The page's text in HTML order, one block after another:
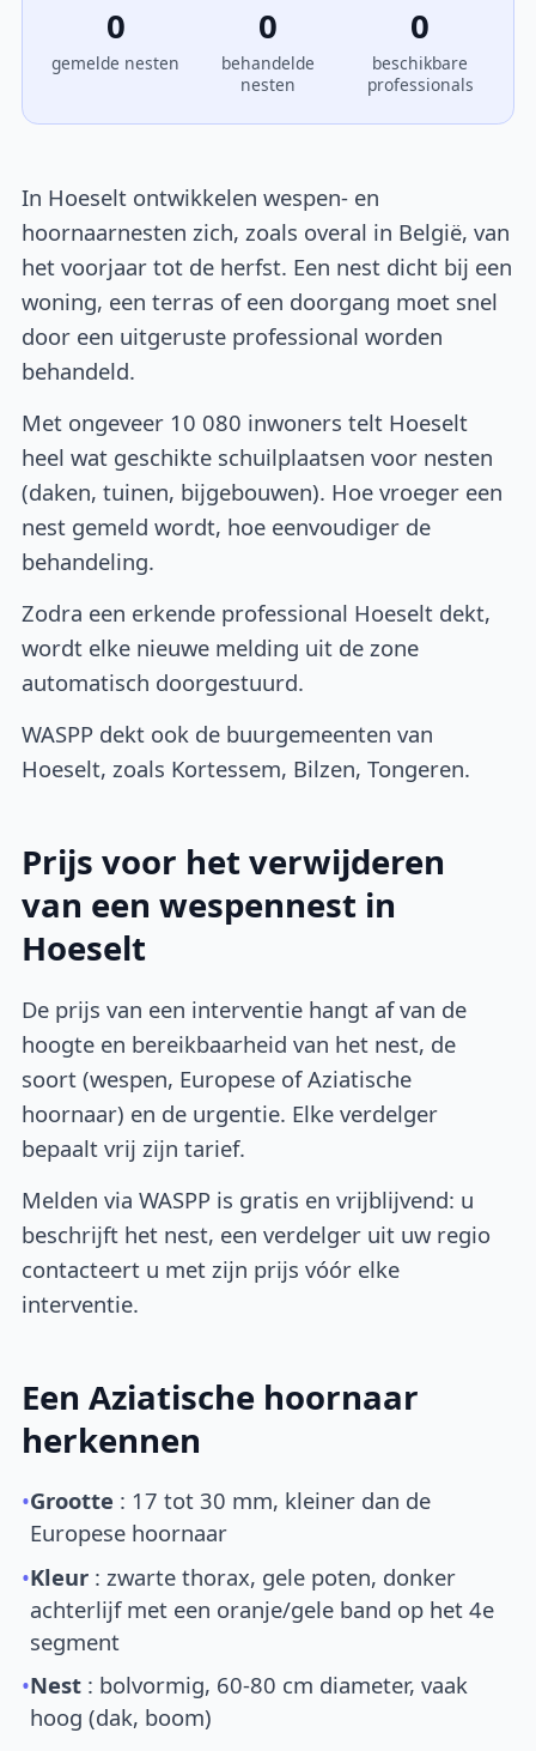
0
gemelde nesten
0
behandelde
nesten
0
beschikbare
professionals
In Hoeselt ontwikkelen wespen- en
hoornaarnesten zich, zoals overal in België, van
het voorjaar tot de herfst. Een nest dicht bij een
woning, een terras of een doorgang moet snel
door een uitgeruste professional worden
behandeld.
Met ongeveer 10 080 inwoners telt Hoeselt
heel wat geschikte schuilplaatsen voor nesten
(daken, tuinen, bijgebouwen). Hoe vroeger een
nest gemeld wordt, hoe eenvoudiger de
behandeling.
Zodra een erkende professional Hoeselt dekt,
wordt elke nieuwe melding uit de zone
automatisch doorgestuurd.
WASPP dekt ook de buurgemeenten van
Hoeselt, zoals Kortessem, Bilzen, Tongeren.
Prijs voor het verwijderen
van een wespennest in
Hoeselt
De prijs van een interventie hangt af van de
hoogte en bereikbaarheid van het nest, de
soort (wespen, Europese of Aziatische
hoornaar) en de urgentie. Elke verdelger
bepaalt vrij zijn tarief.
Melden via WASPP is gratis en vrijblijvend: u
beschrijft het nest, een verdelger uit uw regio
contacteert u met zijn prijs vóór elke
interventie.
Een Aziatische hoornaar
herkennen
•Grootte : 17 tot 30 mm, kleiner dan de
Europese hoornaar
•Kleur : zwarte thorax, gele poten, donker
achterlijf met een oranje/gele band op het 4e
segment
•Nest : bolvormig, 60-80 cm diameter, vaak
hoog (dak, boom)